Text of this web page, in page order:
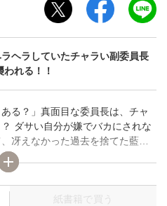
ヘラしていたチャラい副委員長
れる！！
る？」真面目な委員長は、チャ
ダサい自分が嫌でバカにされな
冴えなかった過去を捨てた藍
校生活を送っているように見え
副委員長の大島に乱されてしま
変した大島に迫られ、誰にも触
てしまい――！！ その他遊び人で
紙書籍で買う